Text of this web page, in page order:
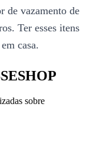
de vazamento de
Ter esses itens
casa.
sobre